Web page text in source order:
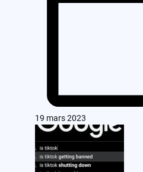
19 mars 2023